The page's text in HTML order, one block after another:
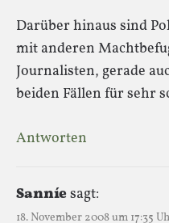
Darüber hinaus sind
mit anderen
Journalisten, gerade
beiden Fällen für sehr
Antworten
Sanníesagt:
18. November 2008 um 17:35